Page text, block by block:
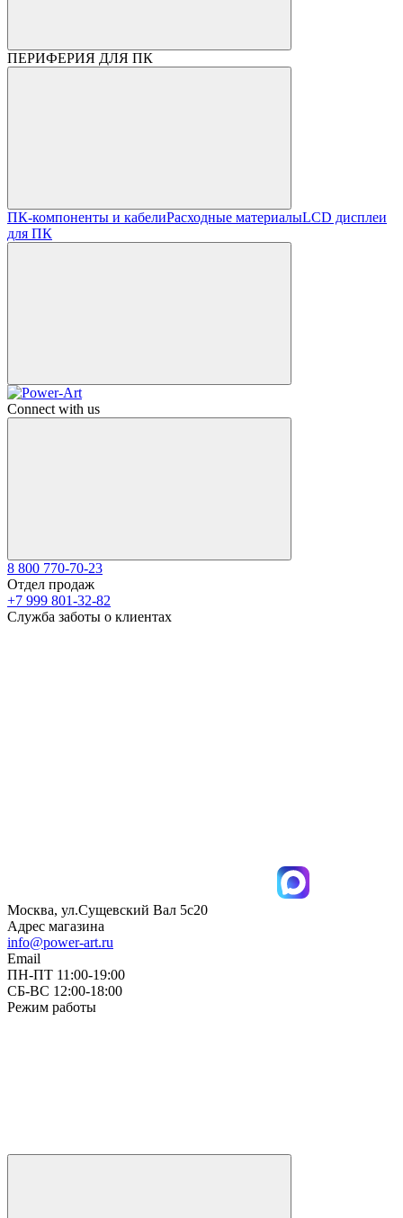
ПЕРИФЕРИЯ ДЛЯ ПК
ПК-компоненты и кабелиРасходные материалыLCD дисплеи
для ПК
Connect with us
8 800 770-70-23
Отдел продаж
+7 999 801-32-82
Служба заботы о клиентах
Москва, ул.Сущевский Вал 5с20
Адрес магазина
info@power-art.ru
Email
ПН-ПТ 11:00-19:00
СБ-ВС 12:00-18:00
Режим работы